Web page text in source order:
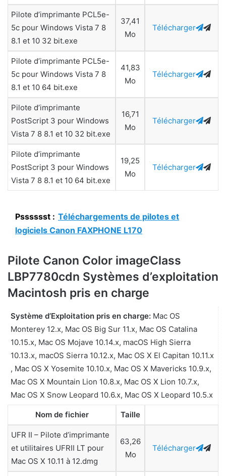
Pilote d’imprimante PCL5e-
5c pour Windows Vista 7 8
8.1 et 10 32 bit.exe
37,41
Mo
Télécharger
Pilote d’imprimante PCL5e-
5c pour Windows Vista 7 8
8.1 et 10 64 bit.exe
41,83
Mo
Télécharger
Pilote d’imprimante
PostScript 3 pour Windows
Vista 7 8 8.1 et 10 32 bit.exe
16,71
Mo
Télécharger
Pilote d’imprimante
PostScript 3 pour Windows
Vista 7 8 8.1 et 10 64 bit.exe
19,25
Mo
Télécharger
Psssssst : Téléchargements de pilotes et
logiciels Canon FAXPHONE L170
Pilote Canon Color imageClass
LBP7780cdn Systèmes d’exploitation
Macintosh pris en charge
Système d’Exploitation pris en charge: Mac OS
Monterey 12.x, Mac OS Big Sur 11.x, Mac OS Catalina
10.15.x, Mac OS Mojave 10.14.x, macOS High Sierra
10.13.x, macOS Sierra 10.12.x, Mac OS X El Capitan 10.11.x
, Mac OS X Yosemite 10.10.x, Mac OS X Mavericks 10.9.x,
Mac OS X Mountain Lion 10.8.x, Mac OS X Lion 10.7.x,
Mac OS X Snow Leopard 10.6.x, Mac OS X Leopard 10.5.x
Nom de fichier Taille
UFR II – Pilote d’imprimante
et utilitaires UFRII LT pour
Mac OS X 10.11 à 12.dmg
63,26
Mo
Télécharger